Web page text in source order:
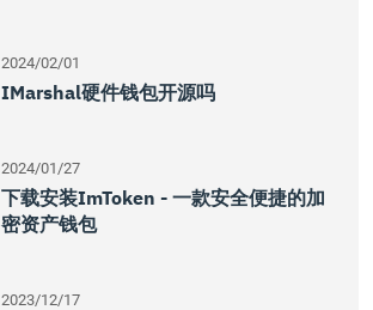
2024/02/01
IMarshal硬件钱包开源吗
2024/01/27
下载安装imToken - 一款安全便捷的加
密资产钱包
2023/12/17